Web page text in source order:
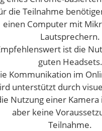
die Teilnahme
einen Computer mit
Lautsprechern.
ist die
guten Headsets.
Kommunikation im
unterstützt durch
Nutzung einer Kamera
aber keine
Teilnahme.